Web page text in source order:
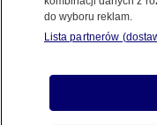
Udostępnij
komunikacie do
Azerbejdżanu o
zbrojnego o
do wyboru reklam.
Lista partnerów